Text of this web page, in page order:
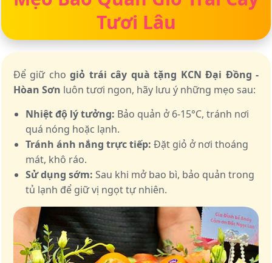
Tươi Lâu
Để giữ chogiỏ trái cây quà tặng KCN Đại Đồng -
Hòan Sơn luôn tươi ngon, hãy lưu ý những mẹo sau:
Nhiệt độ lý tưởng: Bảo quản ở 6-15°C, tránh nơi
quá nóng hoặc lạnh.
Tránh ánh nắng trực tiếp: Đặt giỏ ở nơi thoáng
mát, khô ráo.
Sử dụng sớm: Sau khi mở bao bì, bảo quản trong
tủ lạnh để giữ vị ngọt tự nhiên.